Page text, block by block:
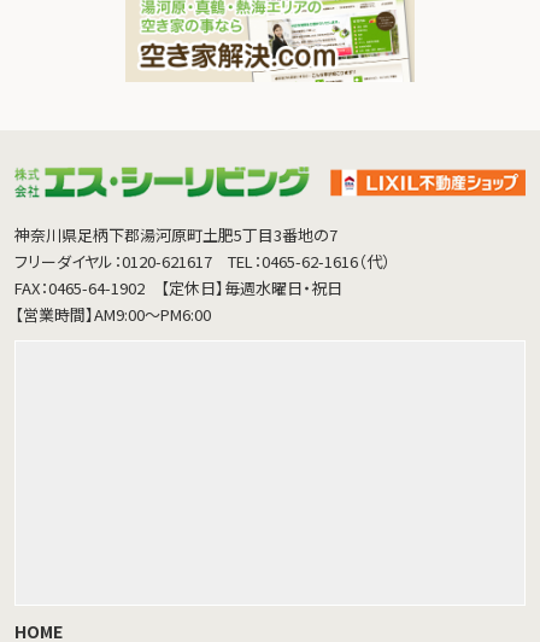
神奈川県足柄下郡湯河原町土肥5丁目3番地の7
フリーダイヤル：0120-621617
TEL：0465-62-1616（代）
FAX：0465-64-1902
【定休日】毎週水曜日・祝日
【営業時間】AM9:00～PM6:00
HOME